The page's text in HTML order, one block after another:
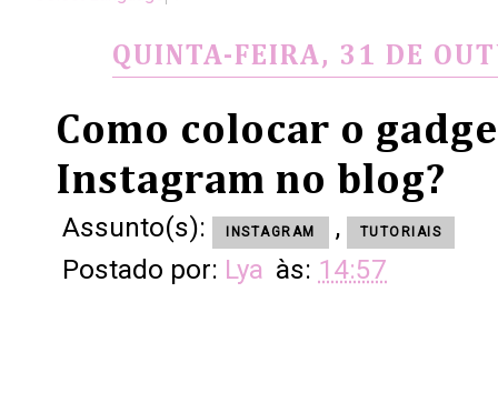
QUINTA-FEIRA, 31 DE
Como colocar o
Instagram no blog?
Assunto(s): INSTAGRAM , TUTORIAIS
Postado por: Lya às: 14:57